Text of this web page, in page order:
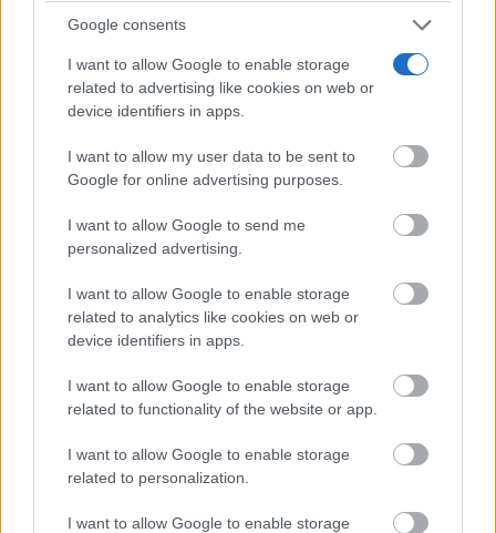
Google consents
I want to allow Google to enable storage
related to advertising like cookies on web or
device identifiers in apps.
I want to allow my user data to be sent to
Google for online advertising purposes.
I want to allow Google to send me
personalized advertising.
I want to allow Google to enable storage
related to analytics like cookies on web or
device identifiers in apps.
I want to allow Google to enable storage
related to functionality of the website or app.
I want to allow Google to enable storage
related to personalization.
I want to allow Google to enable storage
¿Sabías que existen?
Estas criaturas existen y parecen sacadas de otro
planeta
Costumbres que rompen todos los esquemas